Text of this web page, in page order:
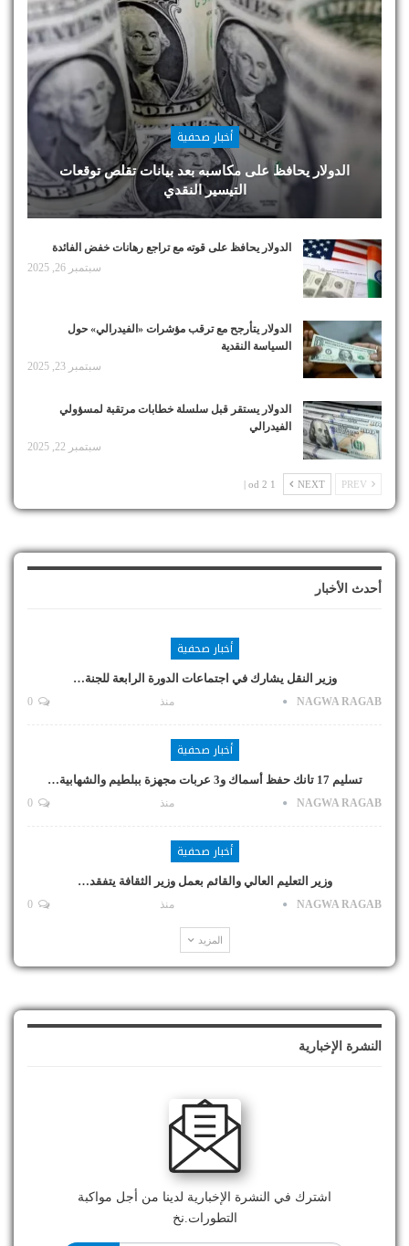
أخبار صحفية
الدولار يحافظ على مكاسبه بعد بيانات تقلص توقعات
التيسير النقدي
الدولار يحافظ على قوته مع تراجع رهانات خفض الفائدة
سبتمبر 26, 2025
الدولار يتأرجح مع ترقب مؤشرات «الفيدرالي» حول
السياسة النقدية
سبتمبر 23, 2025
الدولار يستقر قبل سلسلة خطابات مرتقبة لمسؤولي
الفيدرالي
سبتمبر 22, 2025
NEXT
1 od 2 |
أحدث الأخبار
أخبار صحفية
وزير النقل يشارك في اجتماعات الدورة الرابعة للجنة…
NAGWA RAGAB منذ
أخبار صحفية
تسليم 17 تانك حفظ أسماك و3 عربات مجهزة ببلطيم والشهابية…
NAGWA RAGAB منذ
أخبار صحفية
وزير التعليم العالي والقائم بعمل وزير الثقافة يتفقد…
NAGWA RAGAB منذ
المزيد
النشرة الإخبارية
اشترك في النشرة الإخبارية لدينا من أجل مواكبة
التطورات.نخ